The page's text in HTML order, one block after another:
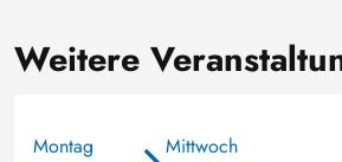
Weitere
Montag Mittwoch